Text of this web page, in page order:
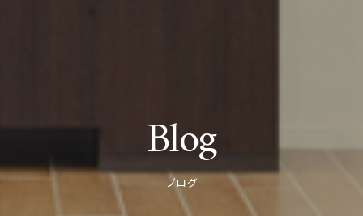
Blog
ブログ